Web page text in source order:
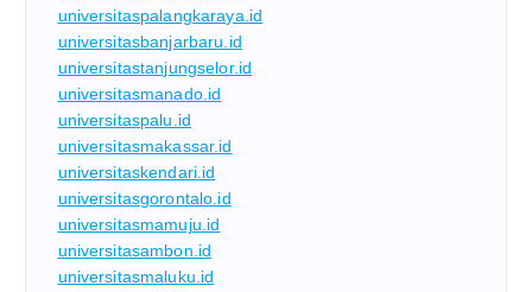
universitaspalangkaraya.id
universitasbanjarbaru.id
universitastanjungselor.id
universitasmanado.id
universitaspalu.id
universitasmakassar.id
universitaskendari.id
universitasgorontalo.id
universitasmamuju.id
universitasambon.id
universitasmaluku.id